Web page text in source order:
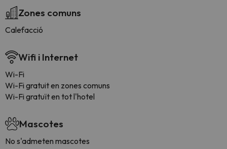
Zones comuns
Calefacció
Wifi i Internet
Wi-Fi
Wi-Fi gratuit en zones comuns
Wi-Fi gratuït en tot l'hotel
Mascotes
No s'admeten mascotes